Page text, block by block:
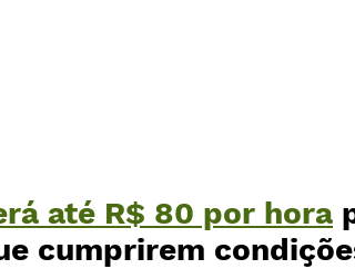
até R$ 80 por hora
cumprirem